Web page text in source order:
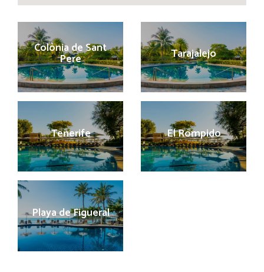
Colònia de Sant
Pere Tarajalejo
Tenerife El Rompido
Playa de Figueral